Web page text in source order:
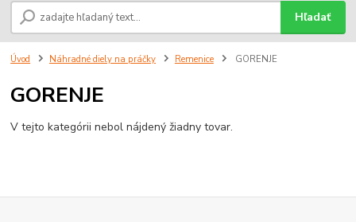
Hľadať
Úvod Náhradné diely na práčky Remenice GORENJE
GORENJE
V tejto kategórii nebol nájdený žiadny tovar.